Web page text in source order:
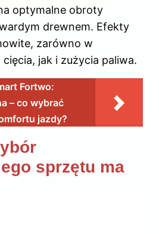
optymalne obroty
drewnem. Efekty
zarówno w
jak i zużycia paliwa.
Fortwo:
– co wybrać
jazdy?
sprzętu ma